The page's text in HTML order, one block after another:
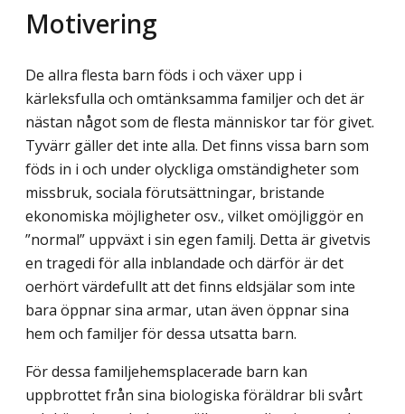
Motivering
De allra flesta barn föds i och växer upp i
kärleksfulla och omtänksamma familjer och det är
nästan något som de flesta människor tar för givet.
Tyvärr gäller det inte alla. Det finns vissa barn som
föds in i och under olyckliga omständigheter som
missbruk, sociala förutsättningar, bristande
ekonomiska möjligheter osv., vilket omöjliggör en
”normal” uppväxt i sin egen familj. Detta är givetvis
en tragedi för alla inblandade och därför är det
oerhört värdefullt att det finns eldsjälar som inte
bara öppnar sina armar, utan även öppnar sina
hem och familjer för dessa utsatta barn.
För dessa familjehemsplacerade barn kan
uppbrottet från sina biologiska föräldrar bli svårt